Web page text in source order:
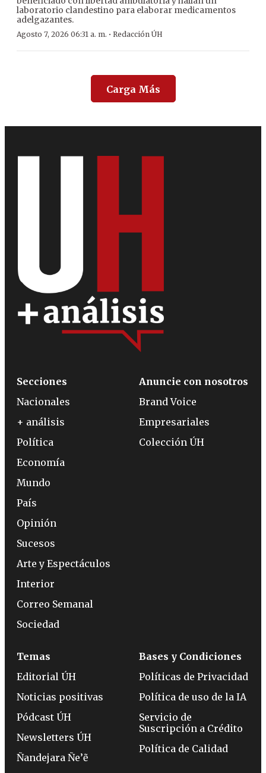
laboratorio clandestino para elaborar medicamentos
adelgazantes.
Agosto 7, 2026 06:31 a. m. · Redacción ÚH
Carga Más
Secciones
Nacionales
+ análisis
Política
Economía
Mundo
País
Opinión
Sucesos
Arte y Espectáculos
Interior
Correo Semanal
Sociedad
Anuncie con nosotros
Brand Voice
Empresariales
Colección ÚH
Temas
Editorial ÚH
Noticias positivas
Pódcast ÚH
Newsletters ÚH
Ñandejara Ñe’ẽ
Bases y Condiciones
Políticas de Privacidad
Política de uso de la IA
Servicio de
Suscripción a Crédito
Política de Calidad